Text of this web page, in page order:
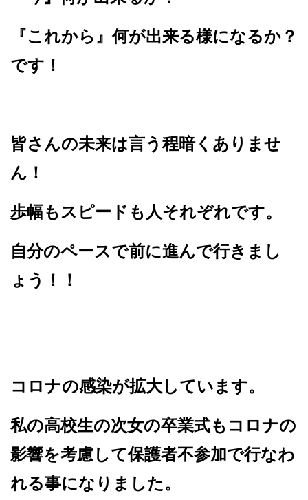
『これから』何が出来る様になるか？
です！
皆さんの未来は言う程暗くありませ
ん！
歩幅もスピードも人それぞれです。
自分のペースで前に進んで行きまし
ょう！！
コロナの感染が拡大しています。
私の高校生の次女の卒業式もコロナの
影響を考慮して保護者不参加で行なわ
れる事になりました。